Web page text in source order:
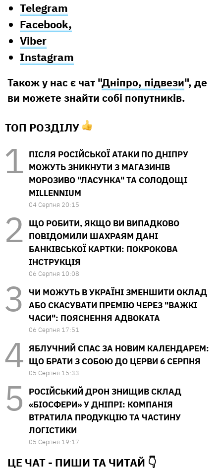
Telegram
Facebook,
Viber
Instagram
Також у нас є чат "Дніпро, підвези", де
ви можете знайти собі попутників.
ТОП РОЗДІЛУ
ПІСЛЯ РОСІЙСЬКОЇ АТАКИ ПО ДНІПРУ
МОЖУТЬ ЗНИКНУТИ З МАГАЗИНІВ
МОРОЗИВО "ЛАСУНКА" ТА СОЛОДОЩІ
MILLENNIUM
04 Серпня 20:15
ЩО РОБИТИ, ЯКЩО ВИ ВИПАДКОВО
ПОВІДОМИЛИ ШАХРАЯМ ДАНІ
БАНКІВСЬКОЇ КАРТКИ: ПОКРОКОВА
ІНСТРУКЦІЯ
06 Серпня 10:08
ЧИ МОЖУТЬ В УКРАЇНІ ЗМЕНШИТИ ОКЛАД
АБО СКАСУВАТИ ПРЕМІЮ ЧЕРЕЗ "ВАЖКІ
ЧАСИ": ПОЯСНЕННЯ АДВОКАТА
06 Серпня 17:51
ЯБЛУЧНИЙ СПАС ЗА НОВИМ КАЛЕНДАРЕМ:
ЩО БРАТИ З СОБОЮ ДО ЦЕРВИ 6 СЕРПНЯ
05 Серпня 15:33
РОСІЙСЬКИЙ ДРОН ЗНИЩИВ СКЛАД
«БІОСФЕРИ» У ДНІПРІ: КОМПАНІЯ
ВТРАТИЛА ПРОДУКЦІЮ ТА ЧАСТИНУ
ЛОГІСТИКИ
05 Серпня 19:17
ЦЕ ЧАТ - ПИШИ ТА ЧИТАЙ 👇